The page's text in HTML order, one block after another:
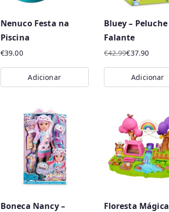
r
m
a
i
s
e
c
e
n
t
e
Nenuco Festa na
Piscina
€39.00
Adicionar
Bluey – Peluche
Falante
€42.99
O
preço
€37.90
O
preço
Adicionar
Boneca Nancy –
Floresta Mágica